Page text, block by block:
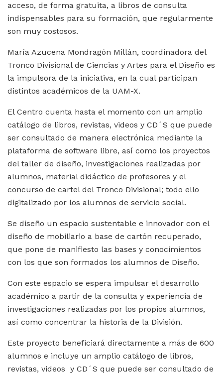
acceso, de forma gratuita, a libros de consulta
indispensables para su formación, que regularmente
son muy costosos.
María Azucena Mondragón Millán, coordinadora del
Tronco Divisional de Ciencias y Artes para el Diseño es
la impulsora de la iniciativa, en la cual participan
distintos académicos de la UAM-X.
El Centro cuenta hasta el momento con un amplio
catálogo de libros, revistas, videos y CD´S que puede
ser consultado de manera electrónica mediante la
plataforma de software libre, así como los proyectos
del taller de diseño, investigaciones realizadas por
alumnos, material didáctico de profesores y el
concurso de cartel del Tronco Divisional; todo ello
digitalizado por los alumnos de servicio social.
Se diseño un espacio sustentable e innovador con el
diseño de mobiliario a base de cartón recuperado,
que pone de manifiesto las bases y conocimientos
con los que son formados los alumnos de Diseño.
Con este espacio se espera impulsar el desarrollo
académico a partir de la consulta y experiencia de
investigaciones realizadas por los propios alumnos,
así como concentrar la historia de la División.
Este proyecto beneficiará directamente a más de 600
alumnos e incluye un amplio catálogo de libros,
revistas, videos y CD´S que puede ser consultado de